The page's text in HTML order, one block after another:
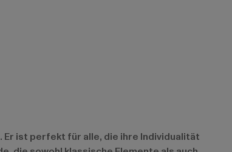
ist perfekt für alle, die ihre Individualität